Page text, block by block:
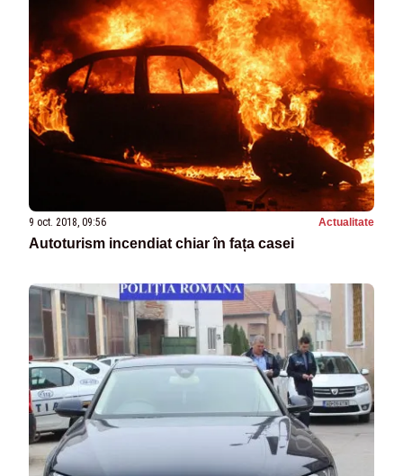
9 oct. 2018, 09:56 Actualitate
Autoturism incendiat chiar în fața casei